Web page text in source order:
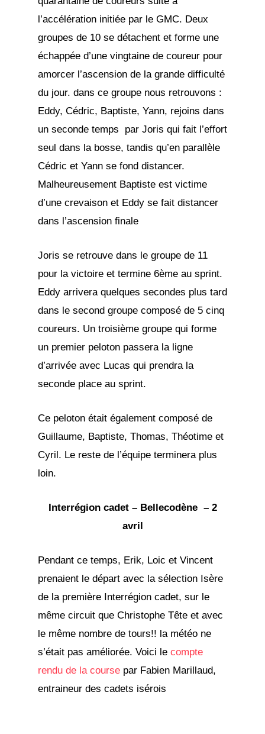
l’accélération initiée par le GMC. Deux
groupes de 10 se détachent et forme une
échappée d’une vingtaine de coureur pour
amorcer l’ascension de la grande difficulté
du jour. dans ce groupe nous retrouvons :
Eddy, Cédric, Baptiste, Yann, rejoins dans
un seconde temps par Joris qui fait l’effort
seul dans la bosse, tandis qu’en parallèle
Cédric et Yann se fond distancer.
Malheureusement Baptiste est victime
d’une crevaison et Eddy se fait distancer
dans l’ascension finale
Joris se retrouve dans le groupe de 11
pour la victoire et termine 6ème au sprint.
Eddy arrivera quelques secondes plus tard
dans le second groupe composé de 5 cinq
coureurs. Un troisième groupe qui forme
un premier peloton passera la ligne
d’arrivée avec Lucas qui prendra la
seconde place au sprint.
Ce peloton était également composé de
Guillaume, Baptiste, Thomas, Théotime et
Cyril. Le reste de l’équipe terminera plus
loin.
Interrégion cadet – Bellecodène – 2
avril
Pendant ce temps, Erik, Loic et Vincent
prenaient le départ avec la sélection Isère
de la première Interrégion cadet, sur le
même circuit que Christophe Tête et avec
le même nombre de tours!! la météo ne
s’était pas améliorée. Voici le compte
rendu de la course par Fabien Marillaud,
entraineur des cadets isérois